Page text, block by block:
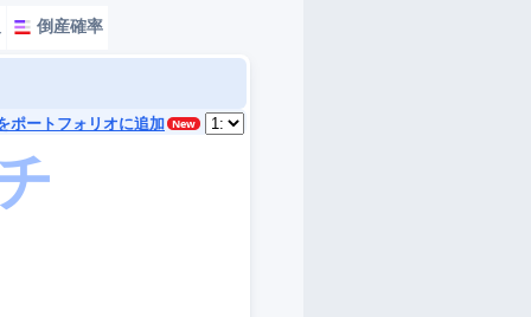
倒産確率
ポートフォリオに追加